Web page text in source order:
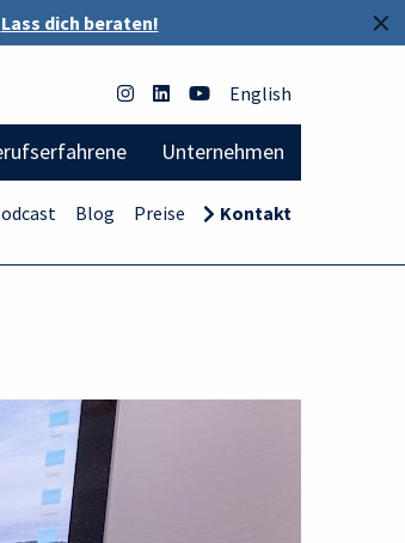
×
Lass dich beraten!
English
Unternehmen
Blog Preise Kontakt